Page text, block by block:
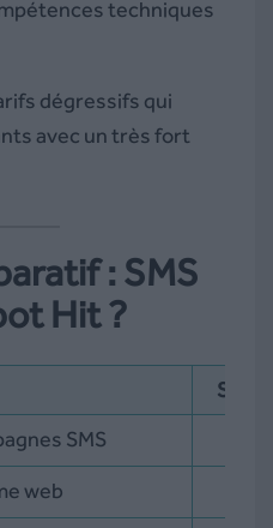
techniques
dégressifs qui
avec un très fort
: SMS
Hit ?
SMS
SMS
web